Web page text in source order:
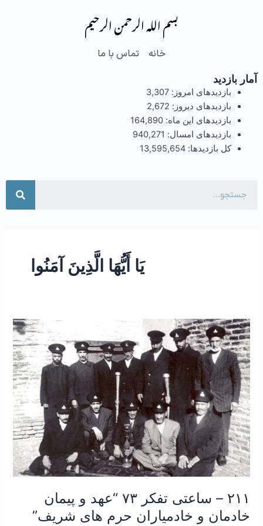
بسم الله الرحمن الرحیم
خانه تماس با ما
آمار بازدید
بازدیدهای امروز: 3,307
بازدیدهای دیروز: 2,672
بازدیدهای این ماه: 164,890
بازدیدهای امسال: 940,271
کل بازدیدها: 13,595,654
يَا أَيُّهَا الَّذِينَ آمَنُوا
۲۱۱ – ساعتی تفکر ۷۳ “عهد و پیمان
خادمان و خادمیاران حرم های شریف”
۲۱۱
–
ساعتی
تفکر
۷۳
“عهد
و
پیمان
خادمان
و
خادمیاران
حرم
های
شریف”